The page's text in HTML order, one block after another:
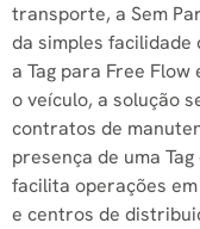
transporte, a Sem
da simples facilidade
a Tag para Free
o veículo, a solução
contratos de
presença de uma
facilita operações
e centros de